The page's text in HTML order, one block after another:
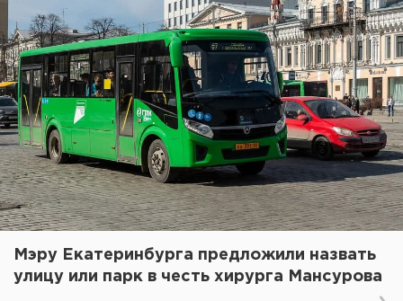
Мэру Екатеринбурга предложили назвать
улицу или парк в честь хирурга Мансурова